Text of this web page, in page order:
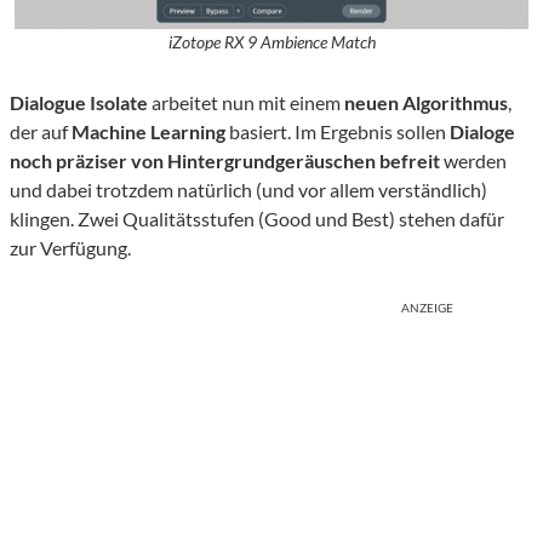
iZotope RX 9 Ambience Match
Dialogue Isolate arbeitet nun mit einem neuen Algorithmus,
der aufMachine Learning basiert. Im Ergebnis sollen Dialoge
noch präziser von Hintergrundgeräuschen befreitwerden
und dabei trotzdem natürlich (und vor allem verständlich)
klingen. Zwei Qualitätsstufen (Good und Best) stehen dafür
zur Verfügung.
ANZEIGE